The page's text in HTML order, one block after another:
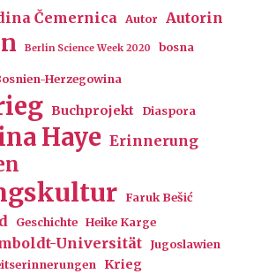
Čemernica Autor Autorin
Berlin Science Week 2020 bosna
Herzegowina
Buchprojekt Diaspora
Haye Erinnerung
Faruk Bešić
Geschichte Heike Karge
Universität Jugoslawien
Krieg